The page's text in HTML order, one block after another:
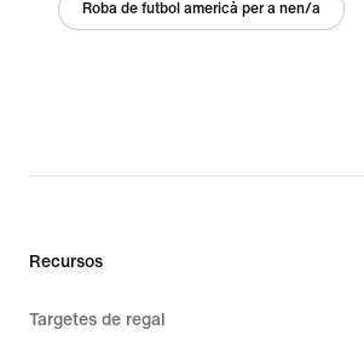
Roba de futbol americà per a nen/a
Recursos
Targetes de regal